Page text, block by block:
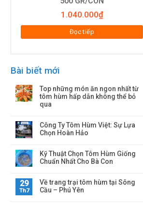
1.040.000₫
Đọc tiếp
Bài biết mới
Top những món ăn ngon nhất từ
tôm hùm hấp dẫn không thể bỏ
qua
Công Ty Tôm Hùm Việt: Sự Lựa
Chọn Hoàn Hảo
Kỹ Thuật Chọn Tôm Hùm Giống
Chuẩn Nhất Cho Bà Con
29
Th7
Về trang trại tôm hùm tại Sông
Cầu – Phú Yên